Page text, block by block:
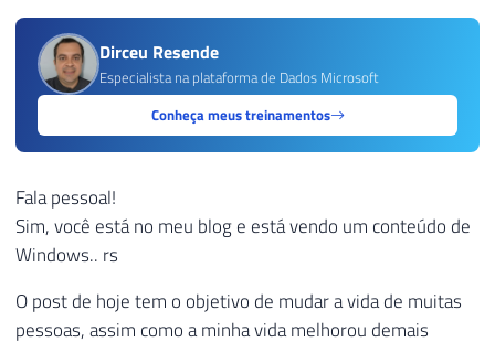
Dirceu Resende
Especialista na plataforma de Dados Microsoft
Conheça meus treinamentos
Fala pessoal!
Sim, você está no meu blog e está vendo um conteúdo de
Windows.. rs
O post de hoje tem o objetivo de mudar a vida de muitas
pessoas, assim como a minha vida melhorou demais